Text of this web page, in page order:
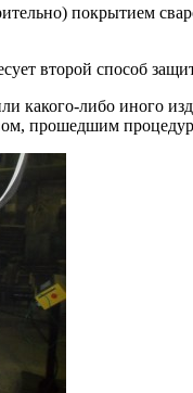
покрытием
второй способ
какого-либо иного
прошедшим